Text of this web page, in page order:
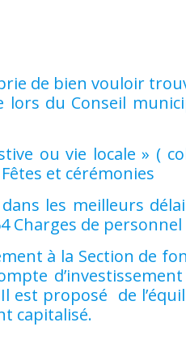
de bien vouloir
du Conseil
ou vie locale » (
et cérémonies
les meilleurs
Charges de personnel
à la Section de
est proposé de
capitalisé.